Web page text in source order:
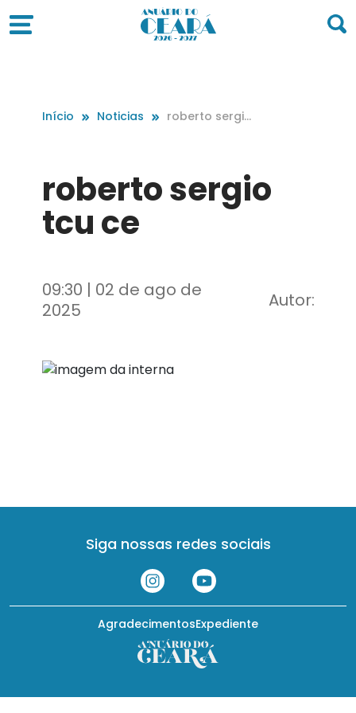
Início Noticias
roberto sergio
roberto sergio
tcu ce
09:30 | 02 de ago de
2025
Autor:
Siga nossas redes sociais
Expediente
Agradecimentos